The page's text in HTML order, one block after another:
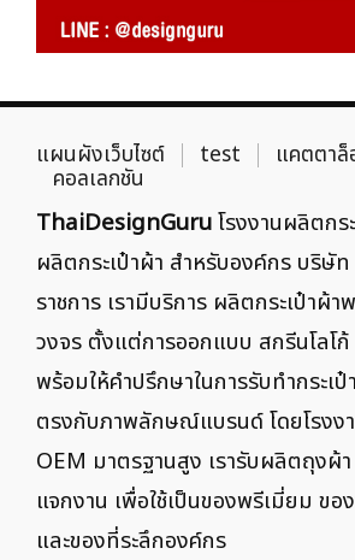
แผนผังเว็บไซต์ test แคตตา
คอลเลกชัน
ThaiDesignGuruโรงงานผลิตกร
ผลิตกระเป๋าผ้า สำหรับองค์กร บริษั
ราชการ เรามีบริการ ผลิตกระเป๋าผ้
วงจร ตั้งแต่การออกแบบ สกรีนโลโ
พร้อมให้คำปรึกษาในการรับทำกระเ
ตรงกับภาพลักษณ์แบรนด์ โดยโรงงา
OEM มาตรฐานสูง เรารับผลิตถุงผ้า
แจกงาน เพื่อใช้เป็นของพรีเมี่ยม ข
และของที่ระลึกองค์กร